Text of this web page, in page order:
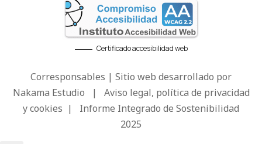
Certificado accesibilidad web
Corresponsables | Sitio web desarrollado por
Nakama Estudio | Aviso legal, política de privacidad
y cookies | Informe Integrado de Sostenibilidad
2025